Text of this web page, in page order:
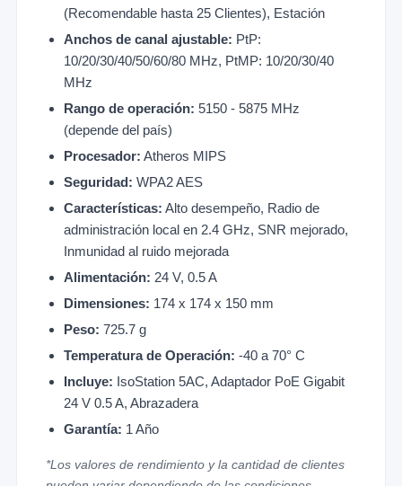
(Recomendable hasta 25 Clientes), Estación
Anchos de canal ajustable: PtP:
10/20/30/40/50/60/80 MHz, PtMP: 10/20/30/40
MHz
Rango de operación: 5150 - 5875 MHz
(depende del país)
Procesador: Atheros MIPS
Seguridad: WPA2 AES
Características: Alto desempeño, Radio de
administración local en 2.4 GHz, SNR mejorado,
Inmunidad al ruido mejorada
Alimentación: 24 V, 0.5 A
Dimensiones: 174 x 174 x 150 mm
Peso: 725.7 g
Temperatura de Operación: -40 a 70° C
Incluye: IsoStation 5AC, Adaptador PoE Gigabit
24 V 0.5 A, Abrazadera
Garantía: 1 Año
*Los valores de rendimiento y la cantidad de clientes